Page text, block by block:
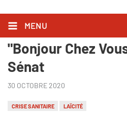
MENU
Frédérique Vidal l'a
"Bonjour Chez
Sénat
30 OCTOBRE 2020
CRISE SANITAIRE LAÏCITÉ